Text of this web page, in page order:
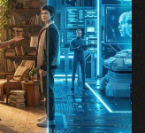
113 - Podcastfesztivál az adattudós szemüvegén át
idomár?
aggódásban?